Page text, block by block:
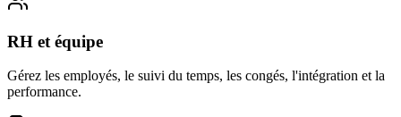
RH et équipe
Gérez les employés, le suivi du temps, les congés, l'intégration et la
performance.